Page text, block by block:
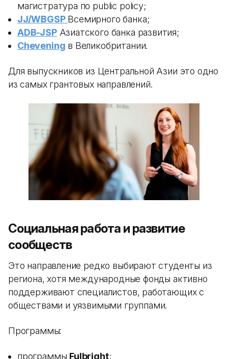
магистратура по public policy;
JJ/WBGSP Всемирного банка;
ADB-JSPАзиатского банка развития;
Chevening в Великобритании.
Для выпускников из Центральной Азии это одно
из самых грантовых направлений.
Социальная работа и развитие
сообществ
Это направление редко выбирают студенты из
региона, хотя международные фонды активно
поддерживают специалистов, работающих с
обществами и уязвимыми группами.
Программы:
программы Fulbright;